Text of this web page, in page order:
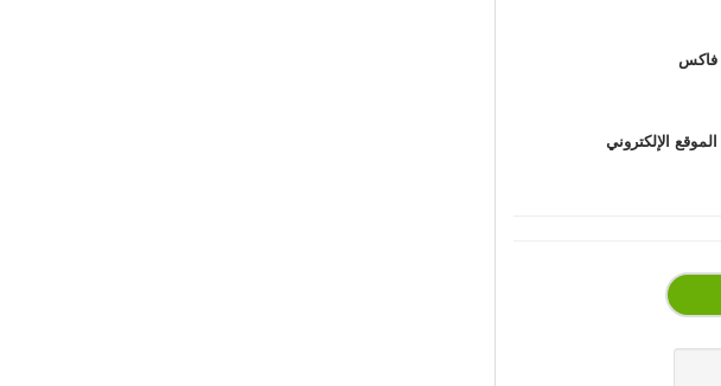
فاكس
الموقع الإلكتروني